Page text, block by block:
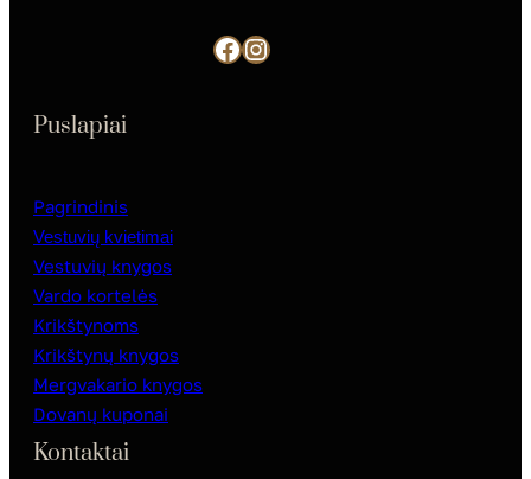
Facebook Instagram
Puslapiai
Pagrindinis
Vestuvių kvietimai
Vestuvių knygos
Vardo kortelės
Krikštynoms
Krikštynų knygos
Mergvakario knygos
Dovanų kuponai
Kontaktai